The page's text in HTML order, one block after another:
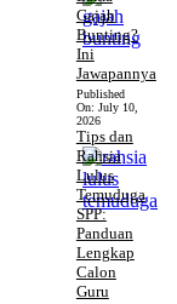
Gajah
Bunting?
Ini
Jawapannya
Published
On: July 10,
2026
Tips dan
Rahsia
Lulus
Temuduga
SPP:
Panduan
Lengkap
Calon
Guru